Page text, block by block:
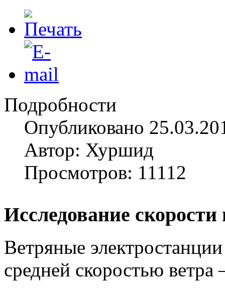
Подробности
Опубликовано
Автор: Хуршид
Просмотров: 11112
Исследование скорости
Ветряные
средней скоростью